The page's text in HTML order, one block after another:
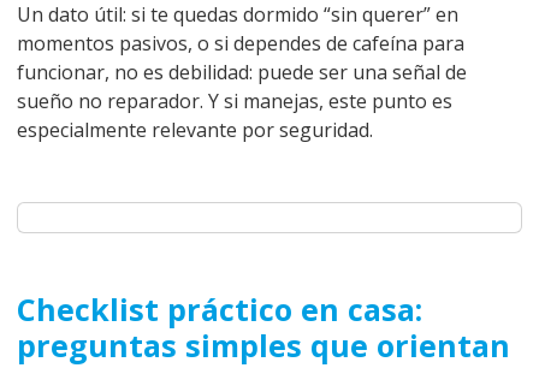
Un dato útil: si te quedas dormido “sin querer” en
momentos pasivos, o si dependes de cafeína para
funcionar, no es debilidad: puede ser una señal de
sueño no reparador. Y si manejas, este punto es
especialmente relevante por seguridad.
Checklist práctico en casa:
preguntas simples que orientan